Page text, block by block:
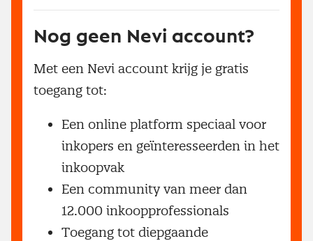
Nog geen Nevi account?
Met een Nevi account krijg je gratis
toegang tot:
Een online platform speciaal voor
inkopers en geïnteresseerden in het
inkoopvak
Een community van meer dan
12.000 inkoopprofessionals
Toegang tot diepgaande